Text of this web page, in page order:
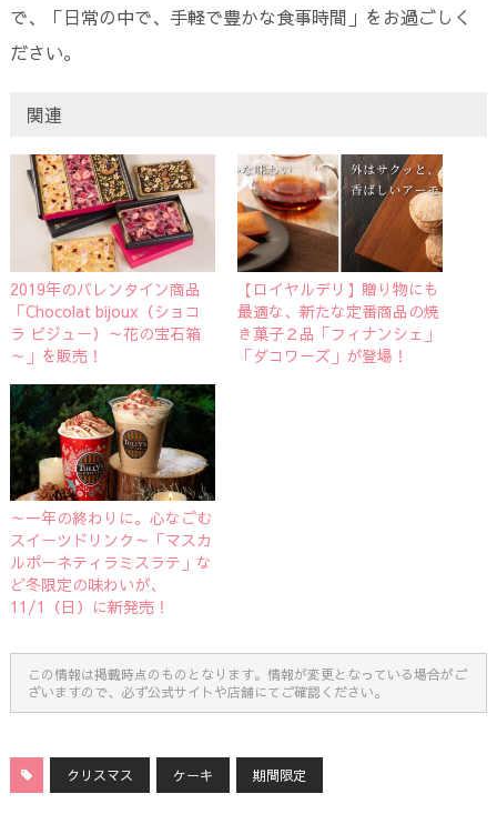
で、「日常の中で、手軽で豊かな食事時間」をお過ごしく
ださい。
関連
2019年のバレンタイン商品
「Chocolat bijoux（ショコ
ラ ビジュー）～花の宝石箱
～」を販売！
【ロイヤルデリ】贈り物にも
最適な、新たな定番商品の焼
き菓子２品「フィナンシェ」
「ダコワーズ」が登場！
～一年の終わりに。心なごむ
スイーツドリンク～「マスカ
ルポーネティラミスラテ」な
ど冬限定の味わいが、
11/1（日）に新発売！
この情報は掲載時点のものとなります。情報が変更となっている場合がご
ざいますので、必ず公式サイトや店舗にてご確認ください。
クリスマス ケーキ 期間限定